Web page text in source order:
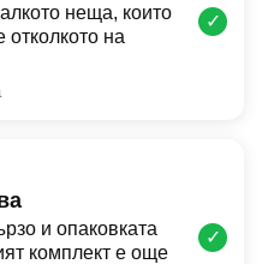
неща, които
отколкото на
✓
и опаковката
комплект е още
✓